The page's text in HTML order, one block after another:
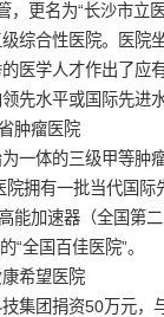
更名为“长沙市立
综合性医院。医院
医学人才作出了应
先水平或国际先进
肿瘤医院
体的三级甲等肿
拥有一批当代国
能加速器（全国第
“全国百佳医院”。
希望医院
集团捐资50万元，